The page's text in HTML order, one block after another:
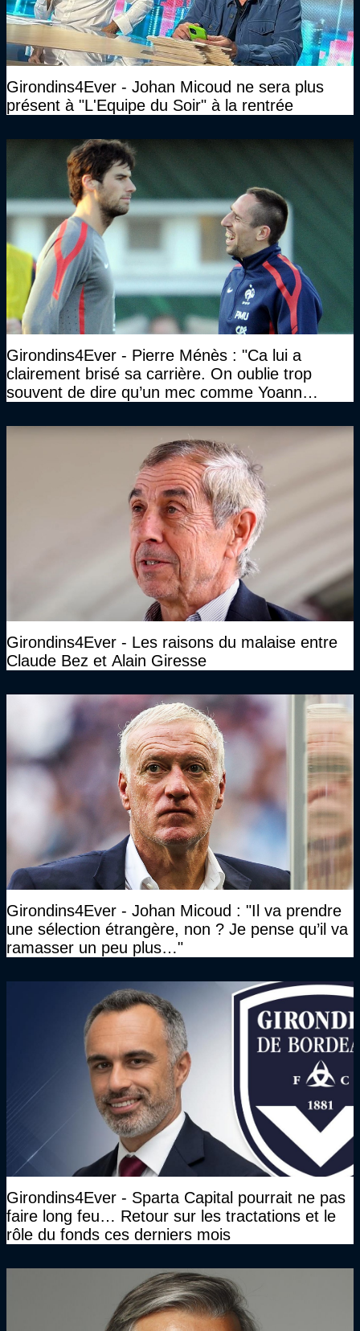
Girondins4Ever - Johan Micoud ne sera plus
présent à "L'Equipe du Soir" à la rentrée
Girondins4Ever - Pierre Ménès : "Ca lui a
clairement brisé sa carrière. On oublie trop
souvent de dire qu’un mec comme Yoann
Girondins4Ever - Les raisons du malaise entre
Claude Bez et Alain Giresse
Girondins4Ever - Johan Micoud : "Il va prendre
une sélection étrangère, non ? Je pense qu’il va
ramasser un peu plus…"
Girondins4Ever - Sparta Capital pourrait ne pas
faire long feu… Retour sur les tractations et le
rôle du fonds ces derniers mois